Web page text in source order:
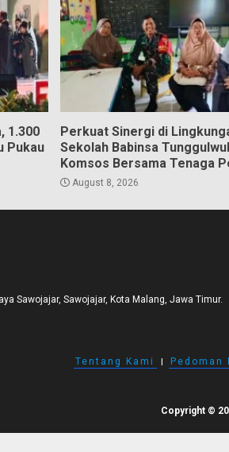
1.300
Pukau
Perkuat Sinergi di
Sekolah Babinsa
Komsos Bersama Tenaga
August 8, 2026
Sawojajar, Sawojajar, Kota Malang, Jawa Timur.
Tentang Kami I Pedoman
Copyright ©